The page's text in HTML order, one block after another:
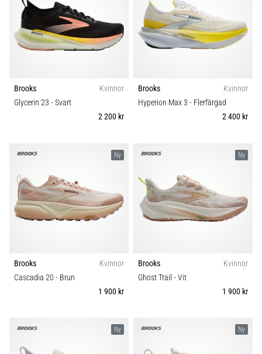
Brooks
Kvinnor
Glycerin 23 - Svart
2 200 kr
Brooks
Kvinnor
Hyperion Max 3 - Flerfärgad
2 400 kr
Ny
Brooks
Kvinnor
Cascadia 20 - Brun
1 900 kr
Ny
Brooks
Kvinnor
Ghost Trail - Vit
1 900 kr
Ny Ny